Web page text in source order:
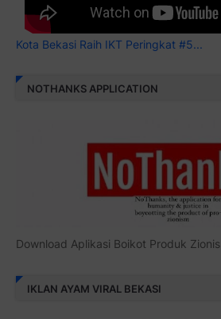
Kota Bekasi Raih IKT Peringkat #5...
NOTHANKS APPLICATION
Download Aplikasi Boikot Produk Zionis
IKLAN AYAM VIRAL BEKASI